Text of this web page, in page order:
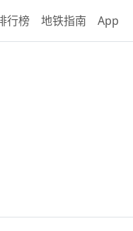
行榜 地铁指南 App